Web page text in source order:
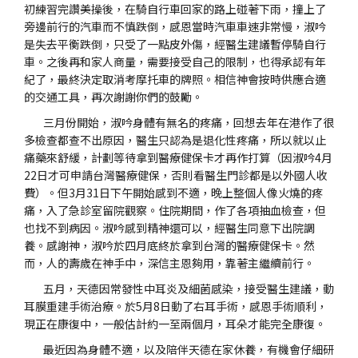
初練習完讚美操後，在騎自行車回家的路上碰著下雨，撞上了
旁邊前行的汽車而不慎跌倒，感恩當時汽車車速非常慢，淑吟
是失去平衡跌倒，只受了一點皮外傷，經醫生建議暫停騎自行
車。之後再和家人商量，需要接受自己的限制，也得承認有年
紀了，最終決定取消考摩托車的牌照。相信神會按時供應合適
的交通工具，再次謝謝你們的鼓勵。
三月份開始，淑吟身體有無名的疼痛，回想去年在港作了很
多檢查都查不出原因，醫生只認為是退化性疼痛，所以就以止
痛藥來舒緩，計劃等待拿到醫療健保卡才再作打算（因淑吟4月
22日才可申請台灣醫療健保，否則看醫生門診都是以外國人收
費）。但3月31日下午開始感到不適，晚上整個人像火燒的疼
痛，入了急診室留院觀察。住院期間，作了各項抽血檢查，但
也找不到病因。淑吟感到精神還可以，經醫生同意下出院調
養。感謝神，淑吟於四月底終於拿到台灣的醫療健保卡。然
而，人的壽歲在神手中，深信主恩夠用，靠著主繼續前行。
五月，天德因常發性中耳炎及細菌感染，接受醫生建議，動
耳膜重建手術治療。於5月8日動了右耳手術，感恩手術順利，
現正在康復中，一般估計約一至兩個月，耳朵才能完全康復。
最近因為身體不適，以及陪伴天德在家休養，有機會仔細研